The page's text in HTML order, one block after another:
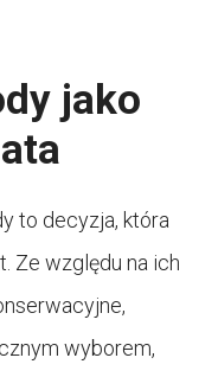
jako
to decyzja, która
Ze względu na ich
wyborem,